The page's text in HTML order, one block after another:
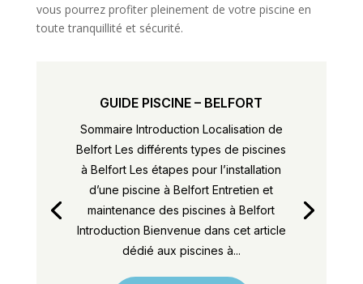
vous pourrez profiter pleinement de votre piscine en
toute tranquillité et sécurité.
GUIDE PISCINE – BELFORT
Sommaire Introduction Localisation de
Belfort Les différents types de piscines
à Belfort Les étapes pour l’installation
d’une piscine à Belfort Entretien et
maintenance des piscines à Belfort
Introduction Bienvenue dans cet article
dédié aux piscines à...